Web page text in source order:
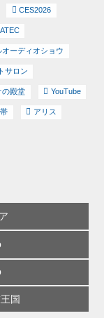
CES2026
ーディオショウ
サロン
の殿堂 YouTube
アリス
国